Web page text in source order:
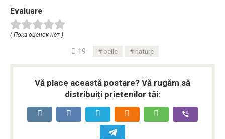
Evaluare
( Пока оценок нет )
19 belle nature
Vă place această postare? Vă rugăm să
distribuiți prietenilor tăi: